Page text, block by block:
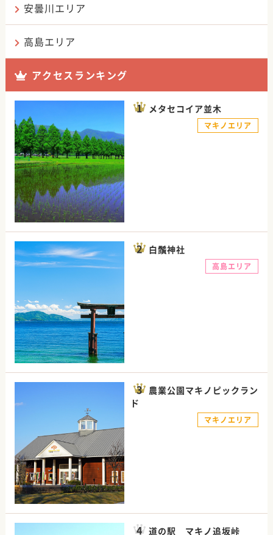
安曇川エリア
高島エリア
アクセスランキング
メタセコイア並木
マキノエリア
白鬚神社
高島エリア
農業公園マキノピックラン
ド
マキノエリア
道の駅 マキノ追坂峠